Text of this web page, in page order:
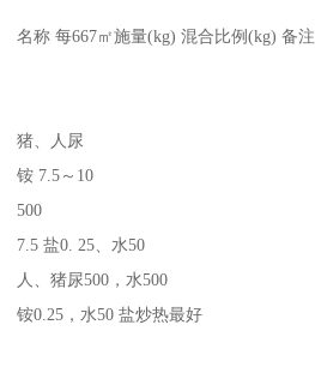
名称 每667㎡施量(kg) 混合比例(kg) 备注
猪、人尿
铵 7.5～10
500
7.5 盐0. 25、水50
人、猪尿500，水500
铵0.25，水50 盐炒热最好